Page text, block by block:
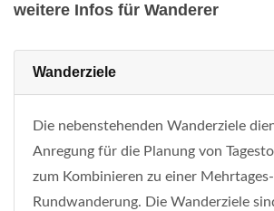
weitere Infos für Wanderer
Wanderziele
Die nebenstehenden Wanderziele
Anregung für die Planung von
zum Kombinieren zu einer Mehrtages-
Rundwanderung. Die Wanderziele